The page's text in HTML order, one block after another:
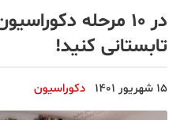
حقوقی
در ۱۰ مرحله
تابستانی کنید!
15 شهریور 1401 دکوراسیون